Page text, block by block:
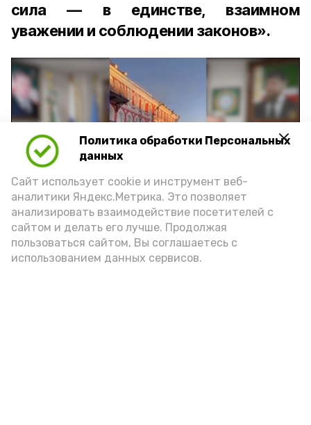
Политика обработки Персональных
данных
Сайт использует cookie и инструмент веб-
аналитики Яндекс.Метрика. Это позволяет
анализировать взаимодействие посетителей с
сайтом и делать его лучше. Продолжая
пользоваться сайтом, Вы соглашаетесь с
использованием данных сервисов.
сила — в единстве, взаимном
уважении и соблюдении законов».
Play
Video
Видео: управление пресс-службы и информации
администрации губернатора АО